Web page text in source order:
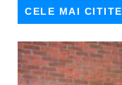
CELE MAI CITITE